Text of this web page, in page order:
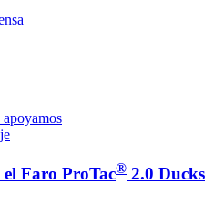
Faro ProTac® 2.0 Ducks